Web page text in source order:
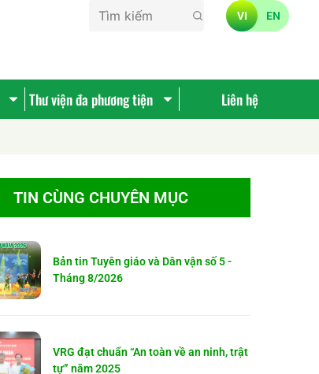
VI EN
Thư viện đa phương tiện Liên hệ
TIN CÙNG CHUYÊN MỤC
Bản tin Tuyên giáo và Dân vận số 5 -
Tháng 8/2026
VRG đạt chuẩn “An toàn về an ninh, trật
tự” năm 2025